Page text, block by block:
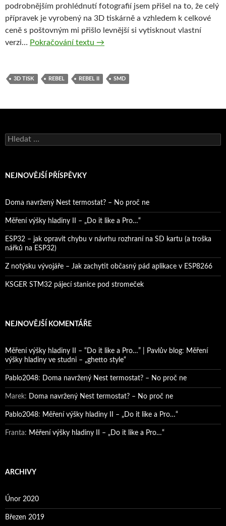
podrobnějším prohlédnutí fotografií jsem přišel na to, že celý
přípravek je vyrobený na 3D tiskárně a vzhledem k celkové
ceně s poštovným mi přišlo levnější si vytisknout vlastní
verzi… Pokračování textu Snadnější osazování SMD součástek
→
3D TISK REBEL REBEL II SMD
Vyhledávání
NEJNOVĚJŠÍ PŘÍSPĚVKY
Doma navržený Nest termostat? – No proč ne
Měření výšky hladiny II – „Do it like a Pro…“
ESP32 – jak opravit chybu v návrhu rozhraní na SD kartu (a troška
nářků na ESP32)
Z notýsku vývojáře – Jak zachytit občasný pád aplikace v ESP8266
KSGER STM32 pájecí stanice pod stromeček
NEJNOVĚJŠÍ KOMENTÁŘE
Měření výšky hladiny II – “Do it like a Pro…” | Pavlův blog: Měření
výšky hladiny ve studni – „ghetto style“
Pablo2048: Doma navržený Nest termostat? – No proč ne
Marek: Doma navržený Nest termostat? – No proč ne
Pablo2048: Měření výšky hladiny II – „Do it like a Pro…“
Franta: Měření výšky hladiny II – „Do it like a Pro…“
ARCHIVY
Únor 2020
Březen 2019